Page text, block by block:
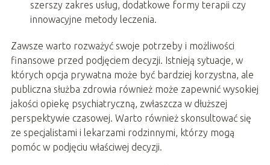
szerszy zakres usług, dodatkowe formy terapii czy
innowacyjne metody leczenia.
Zawsze warto rozważyć swoje potrzeby i możliwości
finansowe przed podjęciem decyzji. Istnieją sytuacje, w
których opcja prywatna może być bardziej korzystna, ale
publiczna służba zdrowia również może zapewnić wysokiej
jakości opiekę psychiatryczną, zwłaszcza w dłuższej
perspektywie czasowej. Warto również skonsultować się
ze specjalistami i lekarzami rodzinnymi, którzy mogą
pomóc w podjęciu właściwej decyzji.